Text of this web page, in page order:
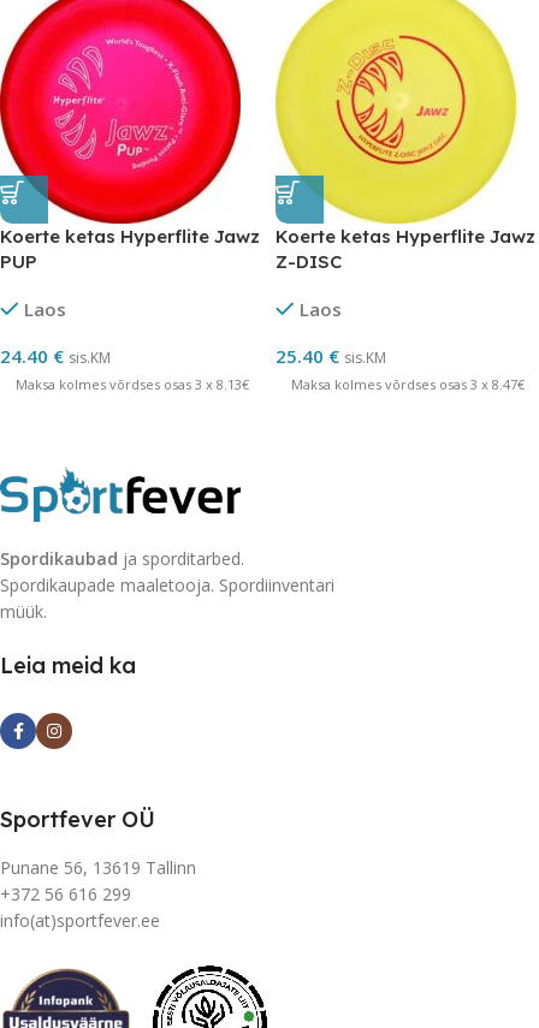
Koerte ketas Hyperflite Jawz
PUP
Laos
24.40 € sis.KM
Maksa kolmes võrdses osas 3 x 8.13€
Koerte ketas Hyperflite Jawz
Z-DISC
Laos
25.40 € sis.KM
Maksa kolmes võrdses osas 3 x 8.47€
Spordikaubad ja sporditarbed.
Spordikaupade maaletooja. Spordiinventari
müük.
Leia meid ka
Sportfever OÜ
Punane 56, 13619 Tallinn
+372 56 616 299
info(at)sportfever.ee